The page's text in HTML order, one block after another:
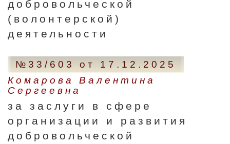
добровольческой
(волонтерской)
деятельности
№33/603 от 17.12.2025
Комарова Валентина
Сергеевна
за заслуги в сфере
организации и развития
добровольческой